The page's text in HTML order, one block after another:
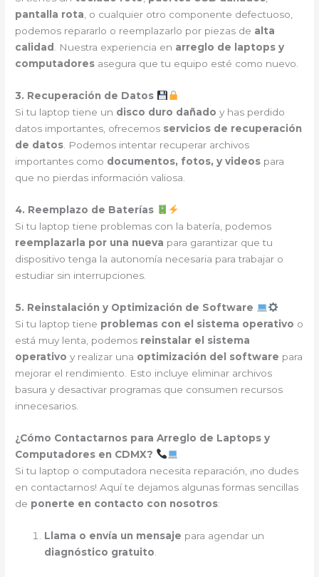
pantalla rota, o cualquier otro componente defectuoso,
podemos repararlo o reemplazarlo por piezas de alta
calidad . Nuestra experiencia en arreglo de laptops y
computadores asegura que tu equipo esté como nuevo.
3. Recuperación de Datos
Si tu laptop tiene un disco duro dañado y has perdido
datos importantes, ofrecemos servicios de recuperación
de datos . Podemos intentar recuperar archivos
importantes como documentos, fotos, y videos para
que no pierdas información valiosa.
4. Reemplazo de Baterías
Si tu laptop tiene problemas con la batería, podemos
reemplazarla por una nueva para garantizar que tu
dispositivo tenga la autonomía necesaria para trabajar o
estudiar sin interrupciones.
5. Reinstalación y Optimización de Software
Si tu laptop tiene problemas con el sistema operativo o
está muy lenta, podemos reinstalar el sistema
operativo y realizar una optimización del software para
mejorar el rendimiento. Esto incluye eliminar archivos
basura y desactivar programas que consumen recursos
innecesarios.
¿Cómo Contactarnos para Arreglo de Laptops y
Computadores en CDMX?
Si tu laptop o computadora necesita reparación, ¡no dudes
en contactarnos! Aquí te dejamos algunas formas sencillas
de ponerte en contacto con nosotros:
Llama o envía un mensaje para agendar un
diagnóstico gratuito